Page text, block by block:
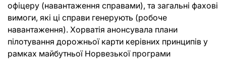
офіцеру (навантаження справами), та загальні фахові
вимоги, які ці справи генерують (робоче
навантаження). Хорватія анонсувала плани
пілотування дорожньої карти керівних принципів у
рамках майбутньої Норвезької програми